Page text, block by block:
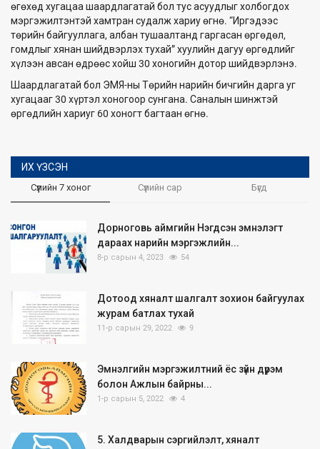
өгөхөд хугацаа шаардлагатай бол тус асуудлыг холбогдох
мэргэжилтэнтэй хамтран судалж хариу өгнө. “Иргэдээс
төрийн байгууллага, албан тушаалтанд гаргасан өргөдөл,
гомдлыг хянан шийдвэрлэх тухай” хуулийн дагуу өргөдлийг
хүлээн авсан өдрөөс хойш 30 хоногийн дотор шийдвэрлэнэ.
Шаардлагатай бол ЭМЯ-ны Төрийн нарийн бичгийн дарга уг
хугацааг 30 хүртэл хоногоор сунгана. Саналын шинжтэй
өргөдлийн хариуг 60 хоногт багтаан өгнө.
ИХ ҮЗСЭН
Сүүлийн 7 хоног Сүүлийн сар Бүгд
Дорноговь аймгийн Нэгдсэн эмнэлэгт
дараах нарийн мэргэжлийн...
8-р сарын 4, 2023 54
Дотоод хяналт шалгалт зохион байгуулах
журам батлах тухай
11-р сарын 29, 2022 9
Эмнэлгийн мэргэжилтний ёс зүйн дүрэм
болон Ажлын байрны...
1-р сарын 5, 2022 4
5. Халдварын сэргийлэлт, хяналт